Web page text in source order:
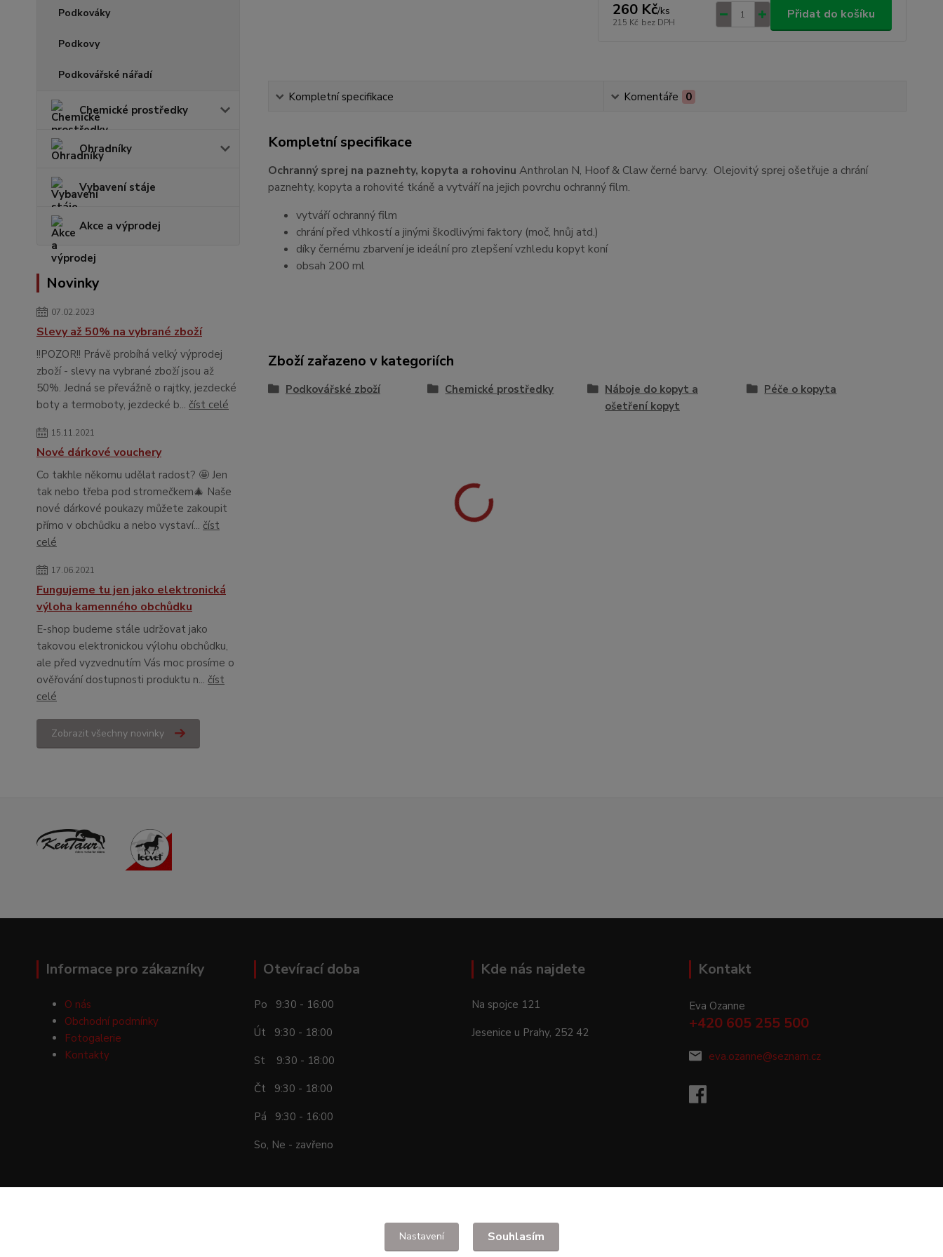
Podkováky
Podkovy
Podkovářské nářadí
Chemické prostředky
Ohradníky
Vybavení stáje
Akce a výprodej
Novinky
07.02.2023
Slevy až 50% na vybrané zboží
!!POZOR!! Právě probíhá velký výprodej
zboží - slevy na vybrané zboží jsou až
50%. Jedná se převážně o rajtky, jezdecké
boty a termoboty, jezdecké b... číst celé
15.11.2021
Nové dárkové vouchery
Co takhle někomu udělat radost? 🤩 Jen
tak nebo třeba pod stromečkem🎄 Naše
nové dárkové poukazy můžete zakoupit
přímo v obchůdku a nebo vystaví... číst
celé
17.06.2021
Fungujeme tu jen jako elektronická
výloha kamenného obchůdku
E-shop budeme stále udržovat jako
takovou elektronickou výlohu obchůdku,
ale před vyzvednutím Vás moc prosíme o
ověřování dostupnosti produktu n... číst
celé
Zobrazit všechny novinky
260 Kč/ks
215 Kč bez DPH
Přidat do košíku
Kompletní specifikace Komentáře 0
Kompletní specifikace
Ochranný sprej na paznehty, kopyta a rohovinu Anthrolan N, Hoof & Claw černé barvy. Olejovitý sprej ošetřuje a chrání
paznehty, kopyta a rohovité tkáně a vytváří na jejich povrchu ochranný film.
vytváří ochranný film
chrání před vlhkostí a jinými škodlivými faktory (moč, hnůj atd.)
díky černému zbarvení je ideální pro zlepšení vzhledu kopyt koní
obsah 200 ml
Zboží zařazeno v kategoriích
Podkovářské zboží Chemické prostředky
Náboje do kopyt a
ošetření kopyt
Péče o kopyta
Informace pro zákazníky
O nás
Obchodní podmínky
Fotogalerie
Kontakty
Otevírací doba
Po 9:30 - 16:00
Út 9:30 - 18:00
St 9:30 - 18:00
Čt 9:30 - 18:00
Pá 9:30 - 16:00
So, Ne - zavřeno
Kde nás najdete
Na spojce 121
Jesenice u Prahy, 252 42
Kontakt
Eva Ozanne
+420 605 255 500
eva.ozanne@seznam.cz
Nastavení Souhlasím